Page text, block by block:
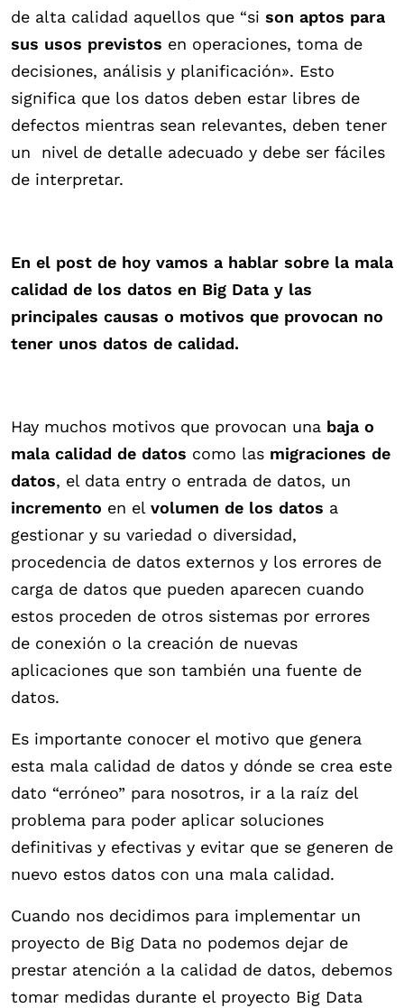
de alta calidad aquellos que “si son aptos para
sus usos previstos en operaciones, toma de
decisiones, análisis y planificación». Esto
significa que los datos deben estar libres de
defectos mientras sean relevantes, deben tener
un nivel de detalle adecuado y debe ser fáciles
de interpretar.
En el post de hoy vamos a hablar sobre la mala
calidad de los datos en Big Data y las
principales causas o motivos que provocan no
tener unos datos de calidad.
Hay muchos motivos que provocan una baja o
mala calidad de datos como las migraciones de
datos, el data entry o entrada de datos, un
incremento en el volumen de los datos a
gestionar y su variedad o diversidad,
procedencia de datos externos y los errores de
carga de datos que pueden aparecen cuando
estos proceden de otros sistemas por errores
de conexión o la creación de nuevas
aplicaciones que son también una fuente de
datos.
Es importante conocer el motivo que genera
esta mala calidad de datos y dónde se crea este
dato “erróneo” para nosotros, ir a la raíz del
problema para poder aplicar soluciones
definitivas y efectivas y evitar que se generen de
nuevo estos datos con una mala calidad.
Cuando nos decidimos para implementar un
proyecto de Big Data no podemos dejar de
prestar atención a la calidad de datos, debemos
tomar medidas durante el proyecto Big Data